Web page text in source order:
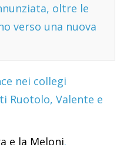
oltre le
verso una nuova
nei collegi
Ruotolo, Valente e
e la Meloni.